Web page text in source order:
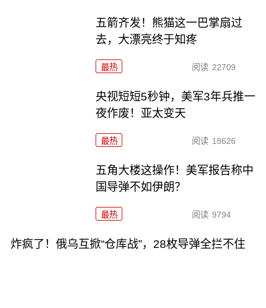
五箭齐发！熊猫这一巴掌扇过
去，大漂亮终于知疼
最热 阅读 22709
央视短短5秒钟，美军3年兵推一
夜作废！亚太变天
最热 阅读 18626
五角大楼这操作！美军报告称中
国导弹不如伊朗？
最热 阅读 9794
炸疯了！俄乌互掀“仓库战”，28枚导弹全拦不住